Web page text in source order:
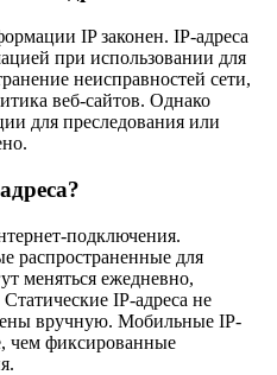
IP законен. IP-адреса
при использовании для
неисправностей сети,
веб-сайтов. Однако
для преследования или
подключения.
распространенные для
меняться ежедневно,
IP-адреса не
вручную. Мобильные IP-
чем фиксированные